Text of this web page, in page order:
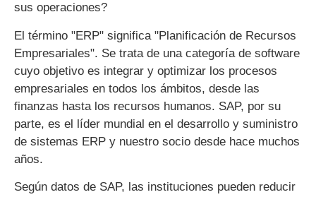
sus operaciones?
El término "ERP" significa "Planificación de Recursos
Empresariales". Se trata de una categoría de software
cuyo objetivo es integrar y optimizar los procesos
empresariales en todos los ámbitos, desde las
finanzas hasta los recursos humanos. SAP, por su
parte, es el líder mundial en el desarrollo y suministro
de sistemas ERP y nuestro socio desde hace muchos
años.
Según datos de SAP, las instituciones pueden reducir